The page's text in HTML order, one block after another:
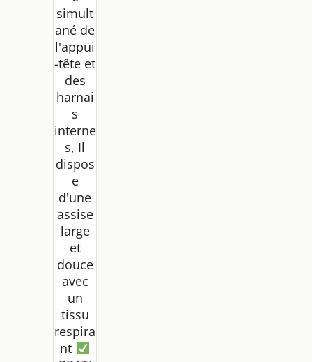
simult
ané de
l'appui
-tête et
des
harnai
s
interne
s, Il
dispos
e
d'une
assise
large
et
douce
avec
un
tissu
respira
nt